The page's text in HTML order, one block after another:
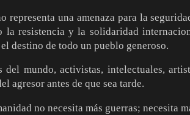
representa una amenaza para la
la resistencia y la solidaridad
destino de todo un pueblo generoso.
del mundo, activistas, intelectuales,
agresor antes de que sea tarde.
no necesita más guerras; necesita